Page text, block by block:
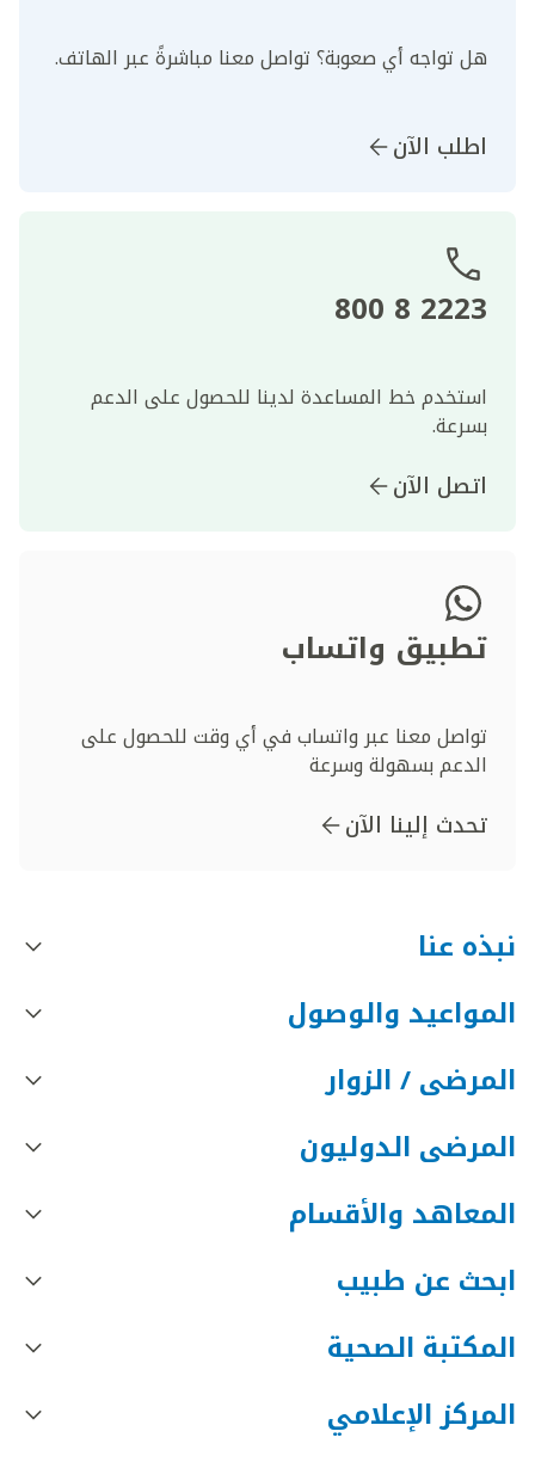
هل تواجه أي صعوبة؟ تواصل معنا مباشرةً عبر الهاتف.
اطلب الآن
2223 8 800
استخدم خط المساعدة لدينا للحصول على الدعم
بسرعة.
اتصل الآن
تطبيق واتساب
تواصل معنا عبر واتساب في أي وقت للحصول على
الدعم بسهولة وسرعة
تحدث إلينا الآن
نبذه عنا
المواعيد والوصول
المرضى / الزوار
المرضى الدوليون
المعاهد والأقسام
ابحث عن طبيب
المكتبة الصحية
المركز الإعلامي